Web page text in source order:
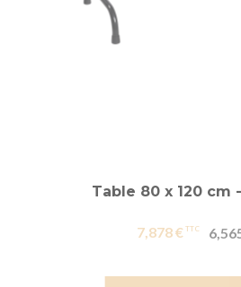
Table 80 x 120 cm
7,878 €